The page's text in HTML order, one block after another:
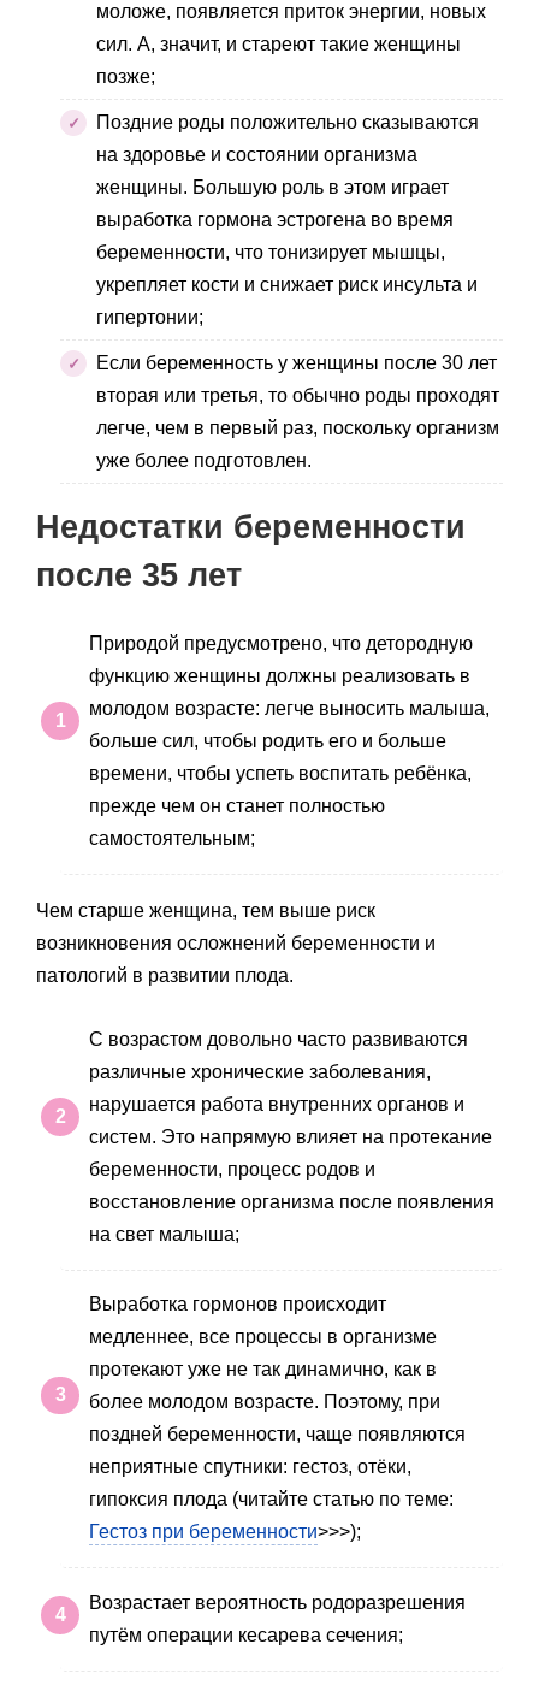
моложе, появляется приток энергии, новых
сил. А, значит, и стареют такие женщины
позже;
Поздние роды положительно сказываются
на здоровье и состоянии организма
женщины. Большую роль в этом играет
выработка гормона эстрогена во время
беременности, что тонизирует мышцы,
укрепляет кости и снижает риск инсульта и
гипертонии;
Если беременность у женщины после 30 лет
вторая или третья, то обычно роды проходят
легче, чем в первый раз, поскольку организм
уже более подготовлен.
Недостатки беременности
после 35 лет
Природой предусмотрено, что детородную
функцию женщины должны реализовать в
молодом возрасте: легче выносить малыша,
больше сил, чтобы родить его и больше
времени, чтобы успеть воспитать ребёнка,
прежде чем он станет полностью
самостоятельным;
Чем старше женщина, тем выше риск
возникновения осложнений беременности и
патологий в развитии плода.
С возрастом довольно часто развиваются
различные хронические заболевания,
нарушается работа внутренних органов и
систем. Это напрямую влияет на протекание
беременности, процесс родов и
восстановление организма после появления
на свет малыша;
Выработка гормонов происходит
медленнее, все процессы в организме
протекают уже не так динамично, как в
более молодом возрасте. Поэтому, при
поздней беременности, чаще появляются
неприятные спутники: гестоз, отёки,
гипоксия плода (читайте статью по теме:
Гестоз при беременности>>>);
Возрастает вероятность родоразрешения
путём операции кесарева сечения;